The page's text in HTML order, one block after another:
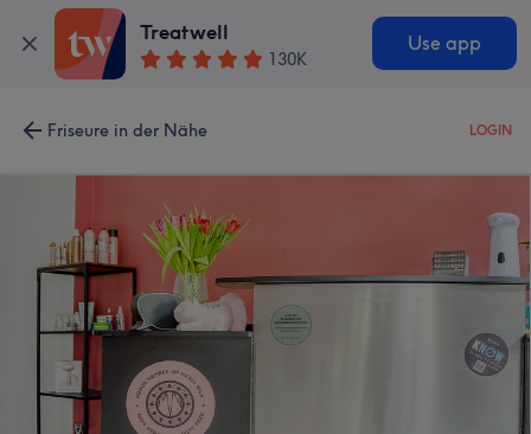
Treatwell
130K
Use app
Friseure in der Nähe LOGIN